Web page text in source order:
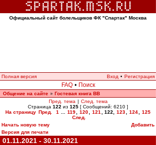
Официальный сайт болельщиков ФК "Спартак" Москва
Полная версия Вход • Регистрация
FAQ • Поиск
Общение на сайте » Гостевая книга ВВ
Пред. тема | След. тема
Страница 122 из 125 [ Сообщений: 6210 ]
На страницу Пред. 1 119 120 121 122 123 124
125
След.
Начать новую тему
Добавить
Версия для печати
01.11.2021 - 30.11.2021